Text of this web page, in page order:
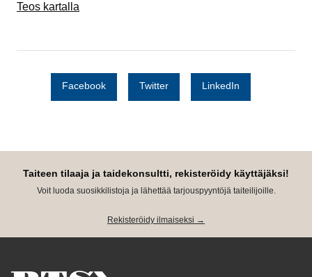
Teos kartalla
Facebook Twitter LinkedIn
Taiteen tilaaja ja taidekonsultti, rekisteröidy käyttäjäksi!
Voit luoda suosikkilistoja ja lähettää tarjouspyyntöjä taiteilijoille.
Rekisteröidy ilmaiseksi →